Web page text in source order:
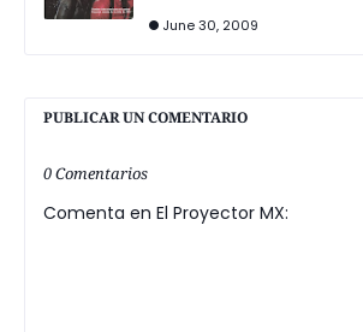
June 30, 2009
PUBLICAR UN COMENTARIO
0 Comentarios
Comenta en El Proyector MX: